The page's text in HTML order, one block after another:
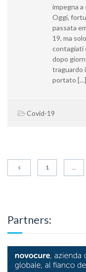
impegna
Oggi,
passata
19, ma
contagiati
dopo
traguardo
portato […]
Covid-19
1 …
Partners: